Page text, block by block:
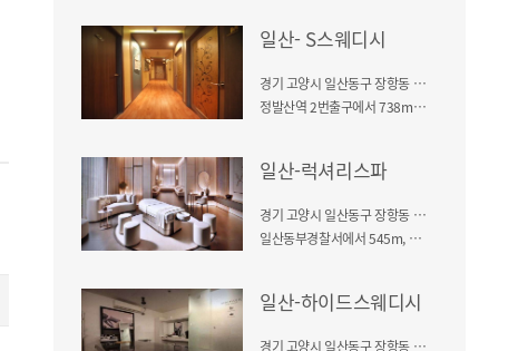
일산- S스웨디시
경기 고양시 일산동구 장항동 760
정발산역 2번출구에서 738m, 도보 10분 / 남정 씨티프라자1 건물 4층
일산-럭셔리스파
경기 고양시 일산동구 장항동 736-2
일산동부경찰서에서 545m, 도보 9분 / 로데오타워 건물
일산-하이드스웨디시
경기 고양시 일산동구 장항동 757